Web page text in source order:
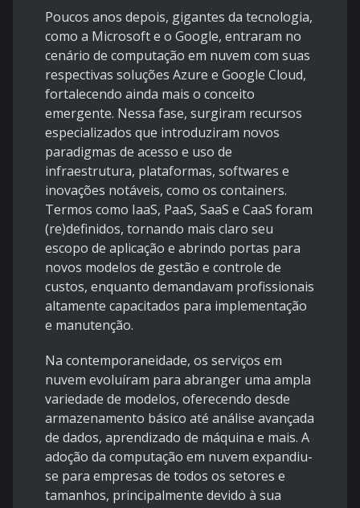
Poucos anos depois, gigantes da tecnologia,
como a Microsoft e o Google, entraram no
cenário de computação em nuvem com suas
respectivas soluções Azure e Google Cloud,
fortalecendo ainda mais o conceito
emergente. Nessa fase, surgiram recursos
especializados que introduziram novos
paradigmas de acesso e uso de
infraestrutura, plataformas, softwares e
inovações notáveis, como os containers.
Termos como IaaS, PaaS, SaaS e CaaS foram
(re)definidos, tornando mais claro seu
escopo de aplicação e abrindo portas para
novos modelos de gestão e controle de
custos, enquanto demandavam profissionais
altamente capacitados para implementação
e manutenção.
Na contemporaneidade, os serviços em
nuvem evoluíram para abranger uma ampla
variedade de modelos, oferecendo desde
armazenamento básico até análise avançada
de dados, aprendizado de máquina e mais. A
adoção da computação em nuvem expandiu-
se para empresas de todos os setores e
tamanhos, principalmente devido à sua